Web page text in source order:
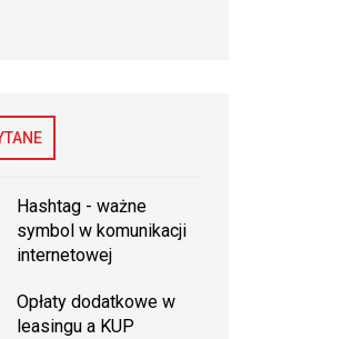
Hashtag - ważne
symbol w komunikacji
internetowej
Opłaty dodatkowe w
leasingu a KUP